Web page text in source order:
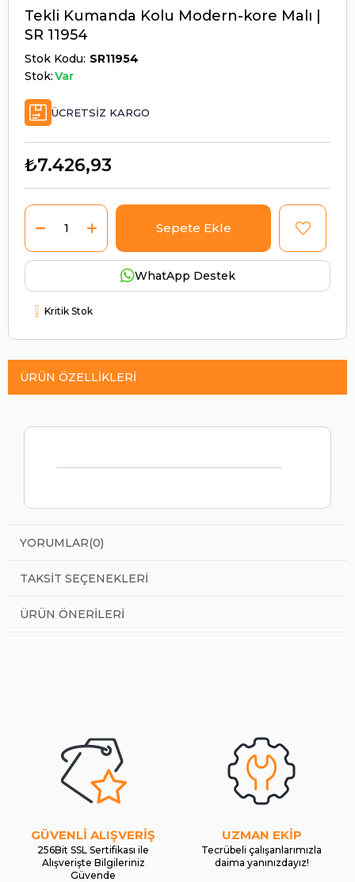
Tekli Kumanda Kolu Modern-kore Malı |
SR 11954
Stok Kodu SR11954
Stok:Var
ÜCRETSIZ KARGO
₺7.426,93
WhatApp Destek
Kritik Stok
ÜRÜN ÖZELLIKLERI
YORUMLAR(0)
TAKSIT SEÇENEKLERI
ÜRÜN ÖNERILERI
GÜVENLİ ALIŞVERİŞ
256Bit SSL Sertifikası ile
Alışverişte Bilgileriniz
Güvende
UZMAN EKİP
Tecrübeli çalışanlarımızla
daima yanınızdayız!